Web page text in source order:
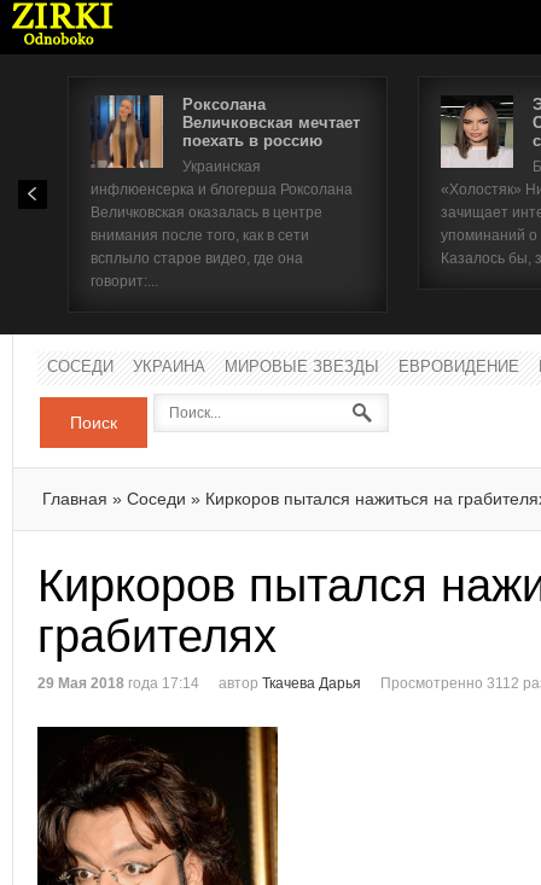
Роксолана
Величковская мечтает
поехать в россию
Украинская
инфлюенсерка и блогерша Роксолана
Величковская оказалась в центре
внимания после того, как в сети
всплыло старое видео, где она
говорит:...
«Холостяк»
зачищает
упоминаний
Казалось бы,
СОСЕДИ УКРАИНА МИРОВЫЕ ЗВЕЗДЫ ЕВРОВИДЕНИЕ
Поиск
Главная » Соседи » Киркоров пытался нажиться на
Киркоров пытался
грабителях
29 Мая 2018 года 17:14 автор Ткачева Дарья Просмотренно 3112
Имя